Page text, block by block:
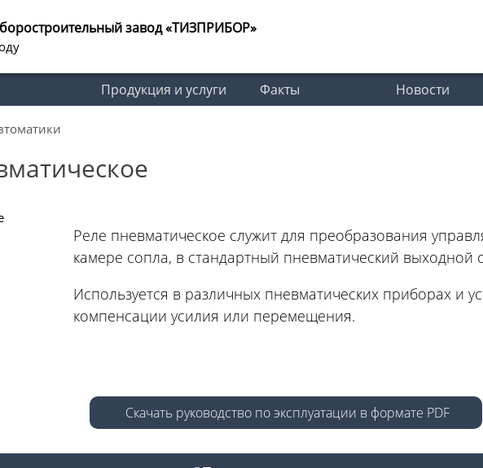
завод «ТИЗПРИБОР»
Продукция и услуги Факты Новости
Реле пневматическое служит для преобразования
камере сопла, в стандартный пневматический выходной
Используется в различных пневматических приборах и
компенсации усилия или перемещения.
Скачать руководство по эксплуатации в формате PDF